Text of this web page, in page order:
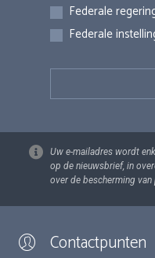
Federale
Federale
Uw e-mailadres wordt
op de nieuwsbrief, in
over de bescherming van
Contactpunten